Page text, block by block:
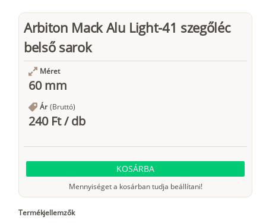
Arbiton Mack Alu Light-41 szegőléc
belső sarok
Méret
60 mm
Ár (Bruttó)
240 Ft/db
KOSÁRBA
Mennyiséget a kosárban tudja beállítani!
Termékjellemzők